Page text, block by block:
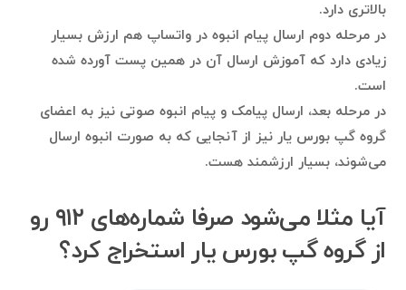
بالاتری دارد.
در مرحله دوم ارسال پیام انبوه در واتساپ هم ارزش بسیار
زیادی دارد که آموزش ارسال آن در همین پست آورده شده
است.
در مرحله بعد، ارسال پیامک و پیام انبوه صوتی نیز به اعضای
گروه گپ بورس یار نیز از آنجایی که به صورت انبوه ارسال
می‌شوند، بسیار ارزشمند هست.
آیا مثلا می‌شود صرفا شماره‌های ۹۱۲ رو
از گروه گپ بورس یار استخراج کرد؟